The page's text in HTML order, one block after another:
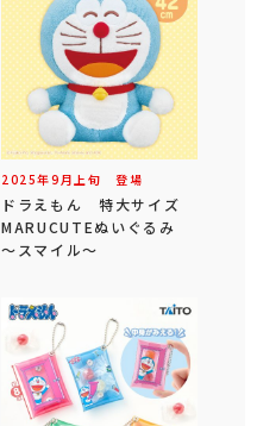
2025年9 月 上旬 登場
ドラえもん 特大サイズ
MARUCUTEぬいぐるみ
～スマイル～